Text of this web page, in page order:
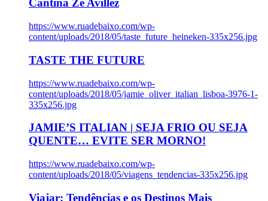
Cantina Zé Avillez
https://www.ruadebaixo.com/wp-
content/uploads/2018/05/taste_future_heineken-335x256.jpg
TASTE THE FUTURE
https://www.ruadebaixo.com/wp-
content/uploads/2018/05/jamie_oliver_italian_lisboa-3976-1-
335x256.jpg
JAMIE’S ITALIAN | SEJA FRIO OU SEJA
QUENTE… EVITE SER MORNO!
https://www.ruadebaixo.com/wp-
content/uploads/2018/05/viagens_tendencias-335x256.jpg
Viajar: Tendências e os Destinos Mais